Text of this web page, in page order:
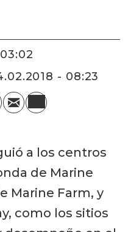
03:02
- 08:23
a los centros
de Marine
Marine Farm, y
como los sitios